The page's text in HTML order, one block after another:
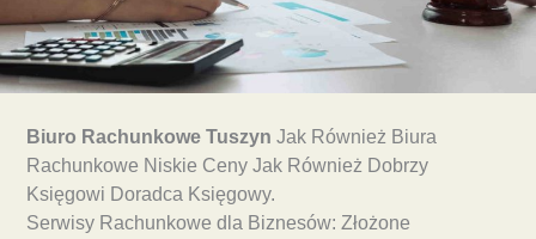
Biuro Rachunkowe Tuszyn Jak Również Biura
Rachunkowe Niskie Ceny Jak Również Dobrzy
Księgowi Doradca Księgowy.
Serwisy Rachunkowe dla Biznesów: Złożone